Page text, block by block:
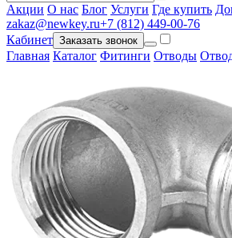
Акции О нас Блог Услуги Где купить
zakaz@newkey.ru+7 (812) 449-00-76
Кабинет Заказать звонок
Главная Каталог Фитинги Отводы